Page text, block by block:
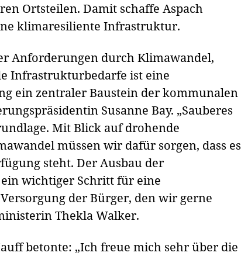
Ortsteilen. Damit schaffe Aspach
klimaresiliente Infrastruktur.
Anforderungen durch Klimawandel,
Infrastrukturbedarfe ist eine
ein zentraler Baustein der kommunalen
Susanne Bay. „Sauberes
Mit Blick auf drohende
müssen wir dafür sorgen, dass es
steht. Der Ausbau der
wichtiger Schritt für eine
der Bürger, den wir gerne
Thekla Walker.
betonte: „Ich freue mich sehr über die